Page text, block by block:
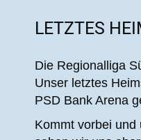
LETZTES
Die Regionalliga
Unser letztes
PSD Bank Arena
Kommt vorbei